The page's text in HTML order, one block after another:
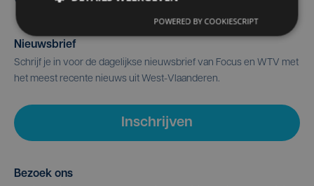
Nieuwsbrief
Schrijf je in voor de dagelijkse nieuwsbrief van Focus en WTV met
het meest recente nieuws uit West-Vlaanderen.
Inschrijven
Bezoek ons
POWERED BY COOKIESCRIPT